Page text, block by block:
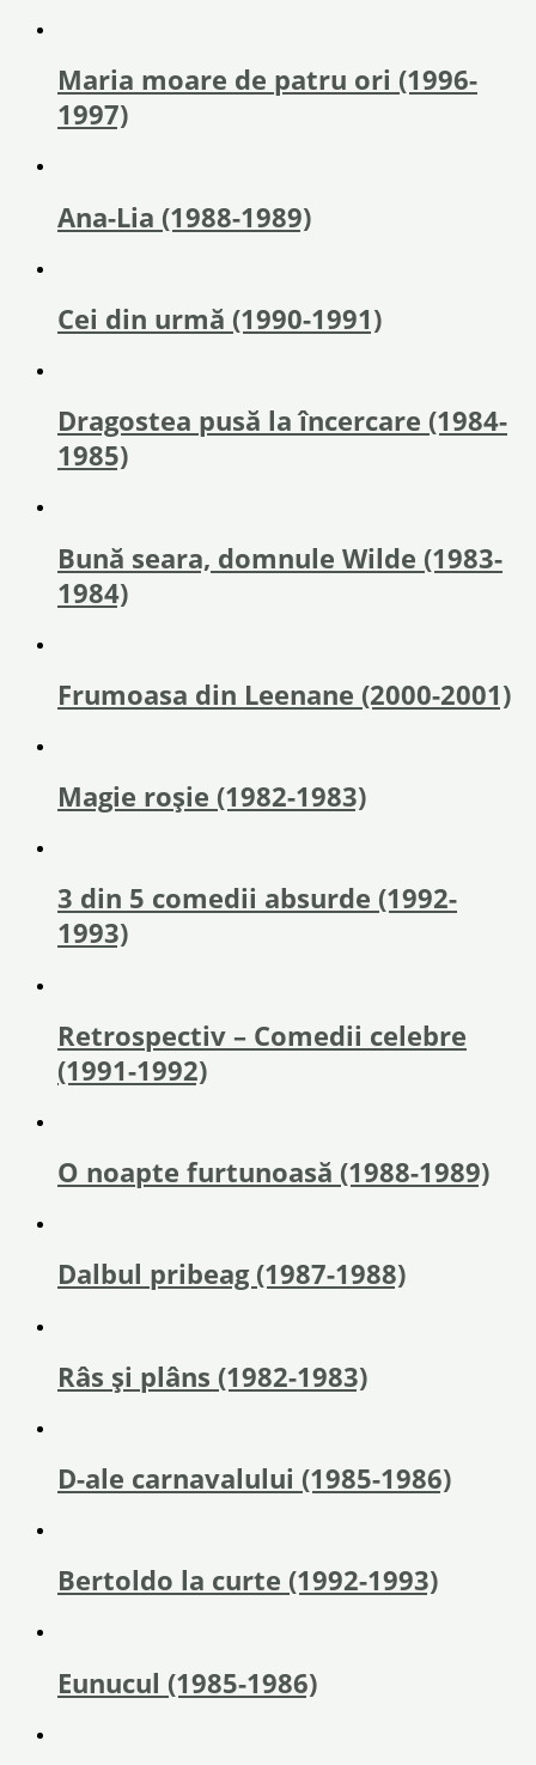
Maria moare de patru ori (1996-
1997)
Ana-Lia (1988-1989)
Cei din urmă (1990-1991)
Dragostea pusă la încercare (1984-
1985)
Bună seara, domnule Wilde (1983-
1984)
Frumoasa din Leenane (2000-2001)
Magie roșie (1982-1983)
3 din 5 comedii absurde (1992-
1993)
Retrospectiv – Comedii celebre
(1991-1992)
O noapte furtunoasă (1988-1989)
Dalbul pribeag (1987-1988)
Râs și plâns (1982-1983)
D-ale carnavalului (1985-1986)
Bertoldo la curte (1992-1993)
Eunucul (1985-1986)